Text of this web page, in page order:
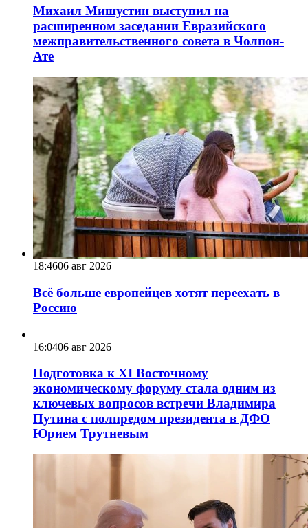
Михаил Мишустин выступил на
расширенном заседании Евразийского
межправительственного совета в Чолпон-
Ате
18:4606 авг 2026
Всё больше европейцев хотят переехать в
Россию
16:0406 авг 2026
Подготовка к XI Восточному
экономическому форуму стала одним из
ключевых вопросов встречи Владимира
Путина с полпредом президента в ДФО
Юрием Трутневым